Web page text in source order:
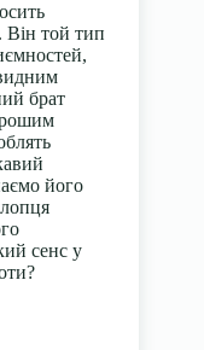
Він той тип
брат
його
сенс у